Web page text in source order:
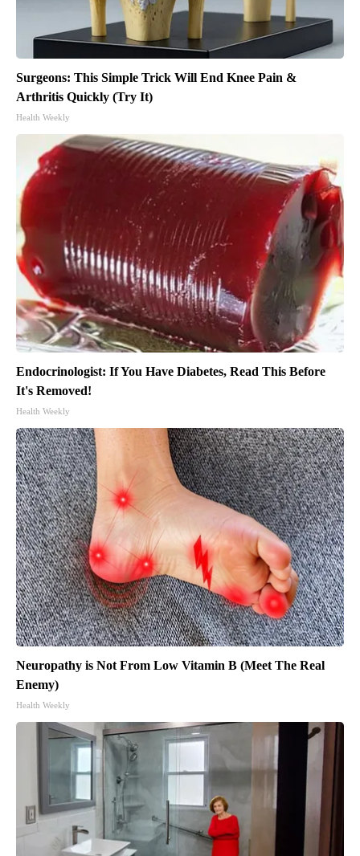
Surgeons: This Simple Trick Will End Knee Pain &
Arthritis Quickly (Try It)
Health Weekly
Endocrinologist: If You Have Diabetes, Read This Before
It's Removed!
Health Weekly
Neuropathy is Not From Low Vitamin B (Meet The Real
Enemy)
Health Weekly